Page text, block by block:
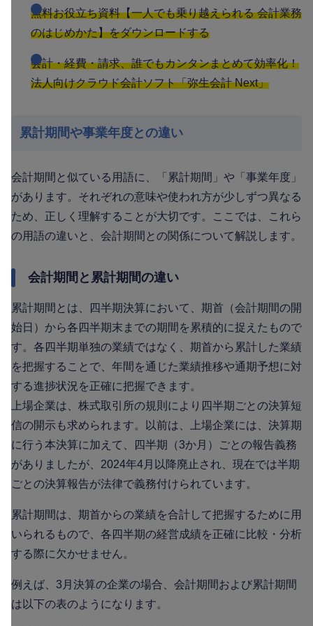
無料お役立ち資料【一人でも乗り越えられる 会計業務
のはじめかた】をダウンロードする
会計・経費・請求、誰でもカンタンまとめて効率化！
法人向けクラウド会計ソフト「弥生会計 Next」
累計期間や事業年度との違い
会計期間と似ている用語に、「累計期間」や「事業年度」
があります。それぞれの意味や使われ方が少しずつ異なる
ため、正しく理解することが大切です。ここでは、これら
の用語の違いと、会計期間との関係について解説します。
会計期間と累計期間の違い
累計期間とは、四半期決算において、期首（会計期間の開
始日）から各四半期末までの期間を累積的に捉えたもので
す。各四半期単独の業績ではなく、期首から累計した業績
を把握することで、年間を通じた業績推移や通期予想に対
する進捗状況を正確に把握できます。
上場企業は、株式取引所の規則により四半期ごとの決算短
信の開示も求められます。以前は、上場企業には、決算期
に行う本決算に加えて、四半期（3か月）ごとの報告義務
がありましたが、2024年4月以降廃止され、現在では半期
ごとの決算報告が法律で義務付けられています。
累計期間は、期首からの業績を合計して把握するために用
いられるもので、各四半期の経営成績を正確に比較・分析
する際に欠かせません。
例えば、3月決算の企業の場合、会計期間および累計期間
は以下の表のようになります。